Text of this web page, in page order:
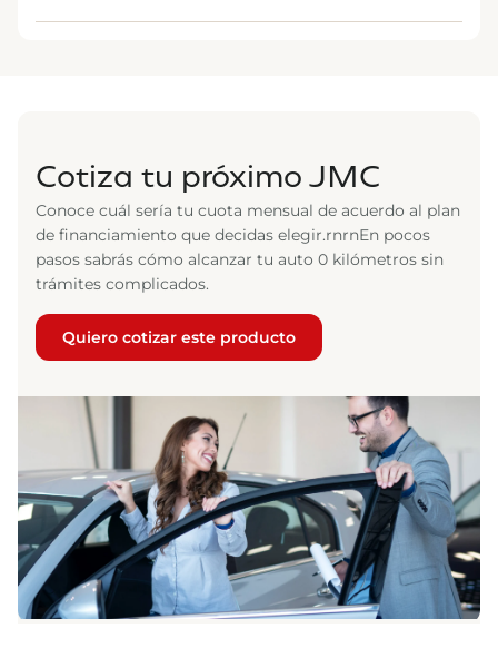
Cotiza tu próximo JMC
Conoce cuál sería tu cuota mensual de acuerdo al plan
de financiamiento que decidas elegir.rnrnEn pocos
pasos sabrás cómo alcanzar tu auto 0 kilómetros sin
trámites complicados.
Quiero cotizar este producto